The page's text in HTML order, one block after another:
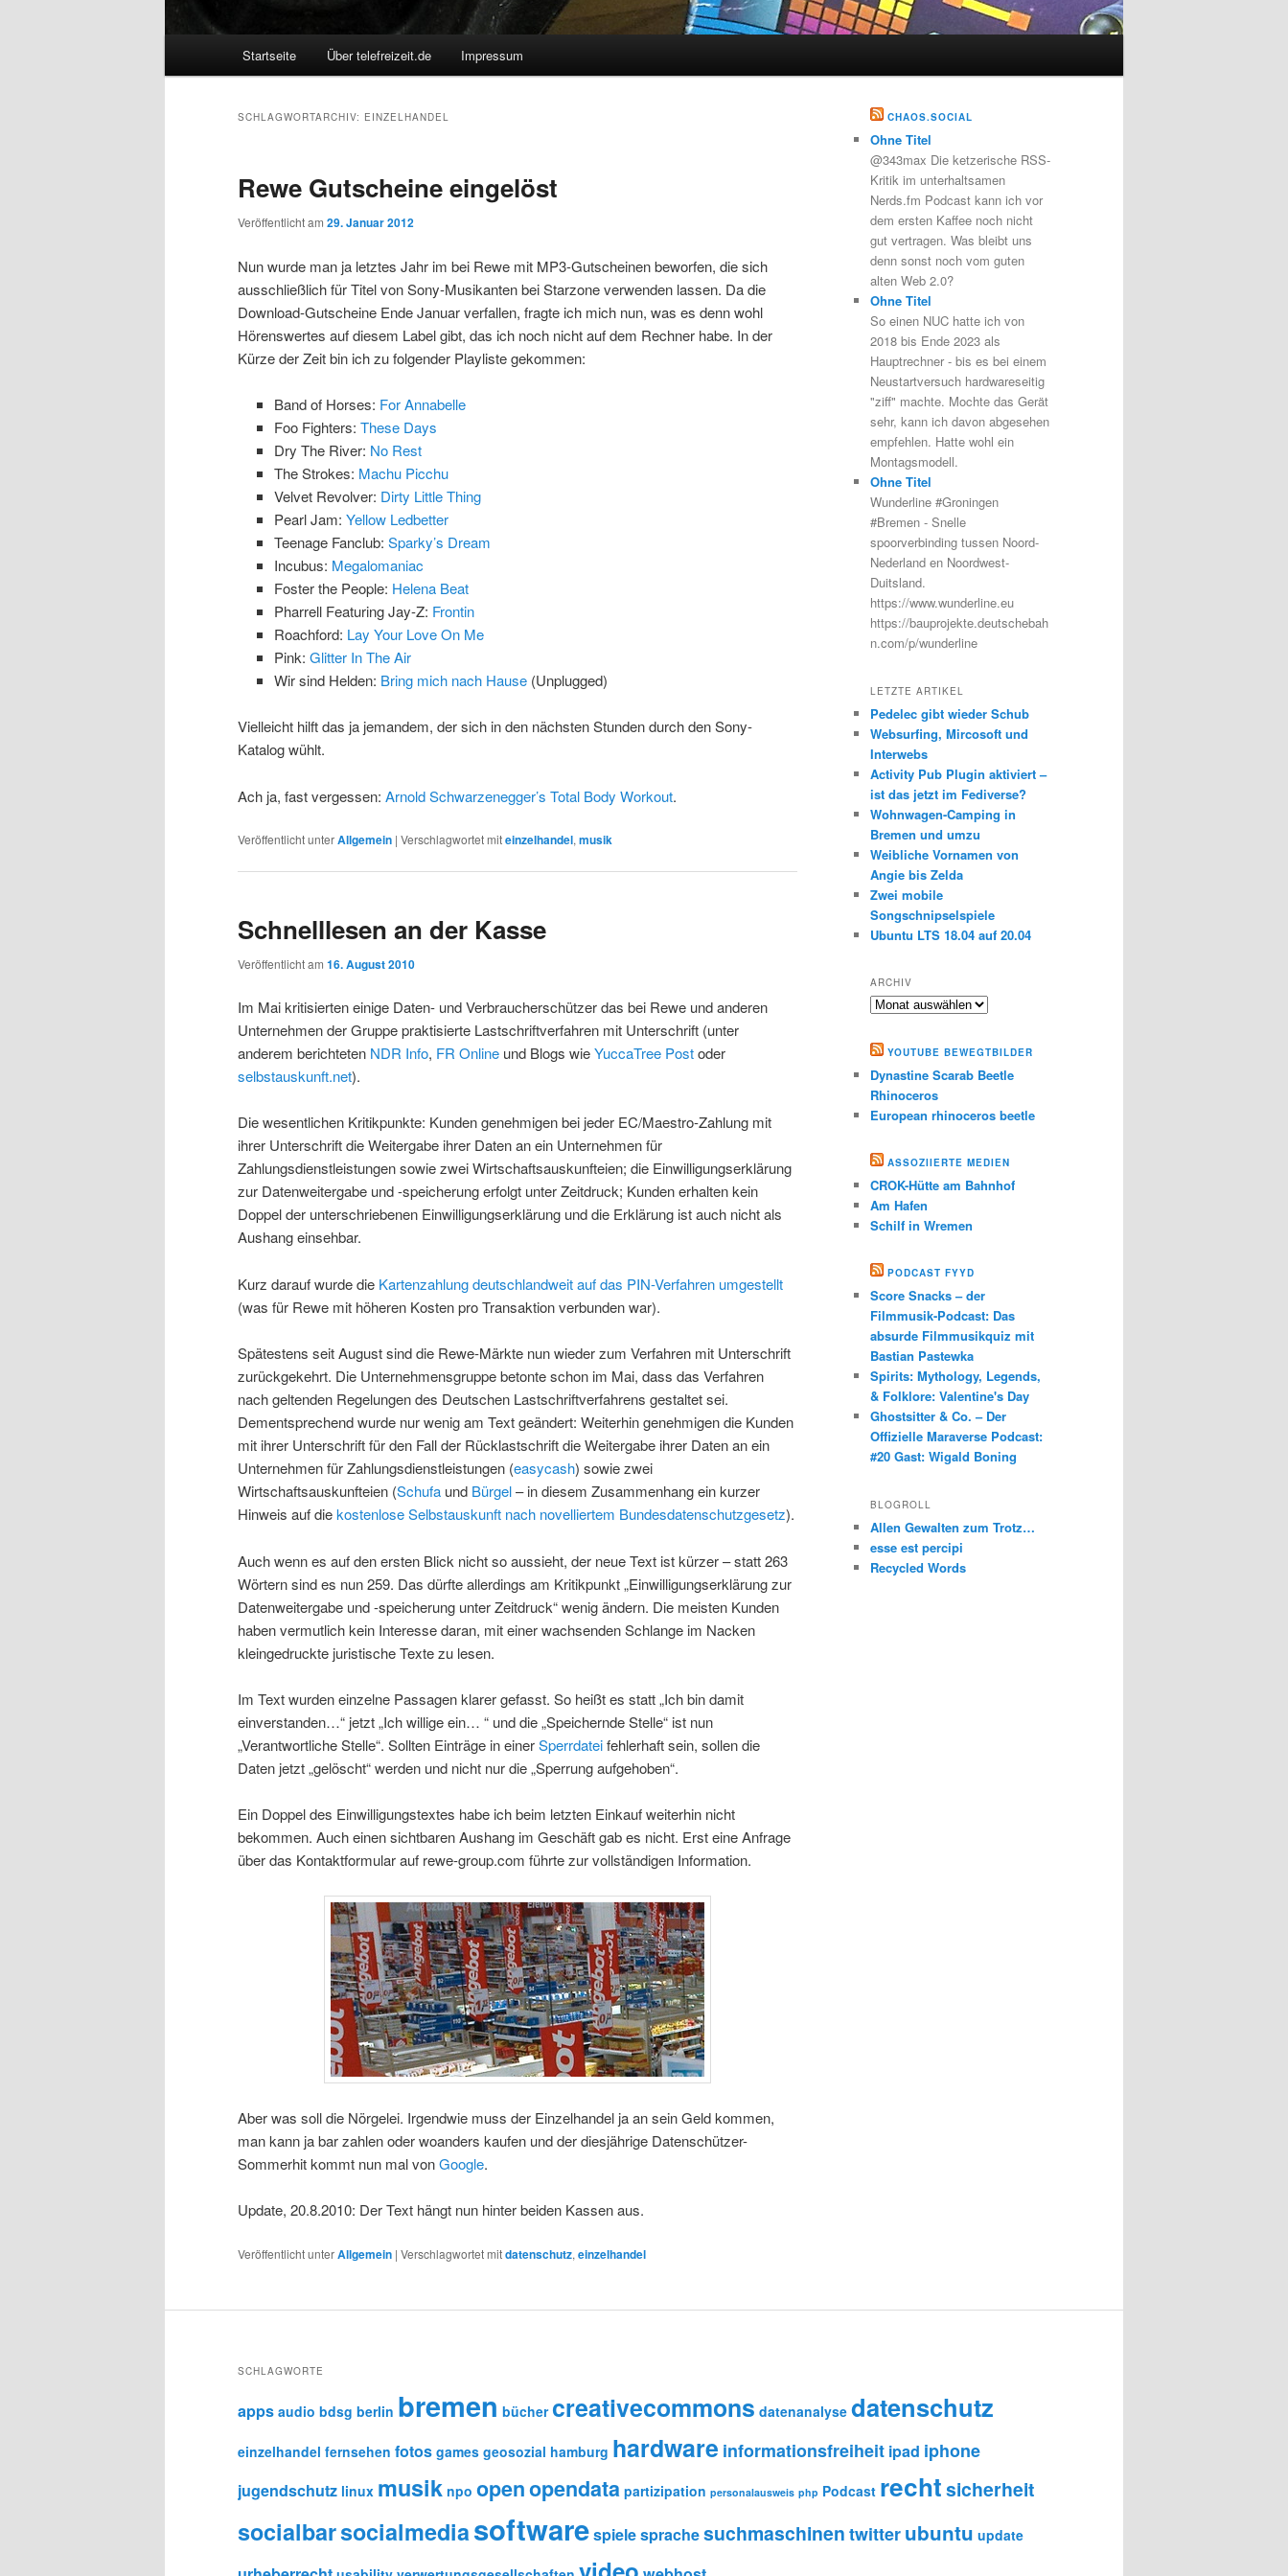
Startseite Über telefreizeit.de Impressum
SCHLAGWORTARCHIV: EINZELHANDEL
Rewe Gutscheine eingelöst
Veröffentlicht am 29. Januar 2012
Nun wurde man ja letztes Jahr im bei Rewe mit MP3-Gutscheinen beworfen, die sich
ausschließlich für Titel von Sony-Musikanten bei Starzone verwenden lassen. Da die
Download-Gutscheine Ende Januar verfallen, fragte ich mich nun, was es denn wohl
Hörenswertes auf diesem Label gibt, das ich noch nicht auf dem Rechner habe. In der
Kürze der Zeit bin ich zu folgender Playliste gekommen:
Band of Horses: For Annabelle
Foo Fighters: These Days
Dry The River: No Rest
The Strokes: Machu Picchu
Velvet Revolver: Dirty Little Thing
Pearl Jam: Yellow Ledbetter
Teenage Fanclub: Sparky’s Dream
Incubus: Megalomaniac
Foster the People: Helena Beat
Pharrell Featuring Jay-Z: Frontin
Roachford: Lay Your Love On Me
Pink: Glitter In The Air
Wir sind Helden: Bring mich nach Hause(Unplugged)
Vielleicht hilft das ja jemandem, der sich in den nächsten Stunden durch den Sony-
Katalog wühlt.
Ach ja, fast vergessen: Arnold Schwarzenegger’s Total Body Workout.
Veröffentlicht unterAllgemein | Verschlagwortet miteinzelhandel, musik
Schnelllesen an der Kasse
Veröffentlicht am 16. August 2010
Im Mai kritisierten einige Daten- und Verbraucherschützer das bei Rewe und anderen
Unternehmen der Gruppe praktisierte Lastschriftverfahren mit Unterschrift (unter
anderem berichteten NDR Info, FR Online und Blogs wieYuccaTree Postoder
selbstauskunft.net).
Die wesentlichen Kritikpunkte: Kunden genehmigen bei jeder EC/Maestro-Zahlung mit
ihrer Unterschrift die Weitergabe ihrer Daten an ein Unternehmen für
Zahlungsdienstleistungen sowie zwei Wirtschaftsauskunfteien; die Einwilligungserklärung
zur Datenweitergabe und -speicherung erfolgt unter Zeitdruck; Kunden erhalten kein
Doppel der unterschriebenen Einwilligungserklärung und die Erklärung ist auch nicht als
Aushang einsehbar.
Kurz darauf wurde die Kartenzahlung deutschlandweit auf das PIN-Verfahren umgestellt
(was für Rewe mit höheren Kosten pro Transaktion verbunden war).
Spätestens seit August sind die Rewe-Märkte nun wieder zum Verfahren mit Unterschrift
zurückgekehrt. Die Unternehmensgruppe betonte schon im Mai, dass das Verfahren
nach geltenden Regelungen des Deutschen Lastschriftverfahrens gestaltet sei.
Dementsprechend wurde nur wenig am Text geändert: Weiterhin genehmigen die Kunden
mit ihrer Unterschrift für den Fall der Rücklastschrift die Weitergabe ihrer Daten an ein
Unternehmen für Zahlungsdienstleistungen (easycash) sowie zwei
Wirtschaftsauskunfteien (Schufa und Bürgel– in diesem Zusammenhang ein kurzer
Hinweis auf diekostenlose Selbstauskunft nach novelliertem Bundesdatenschutzgesetz).
Auch wenn es auf den ersten Blick nicht so aussieht, der neue Text ist kürzer – statt 263
Wörtern sind es nun 259. Das dürfte allerdings am Kritikpunkt „Einwilligungserklärung zur
Datenweitergabe und -speicherung unter Zeitdruck“ wenig ändern. Die meisten Kunden
haben vermutlich kein Interesse daran, mit einer wachsenden Schlange im Nacken
kleingedruckte juristische Texte zu lesen.
Im Text wurden einzelne Passagen klarer gefasst. So heißt es statt „Ich bin damit
einverstanden…“ jetzt „Ich willige ein… “ und die „Speichernde Stelle“ ist nun
„Verantwortliche Stelle“. Sollten Einträge in einerSperrdateifehlerhaft sein, sollen die
Daten jetzt „gelöscht“ werden und nicht nur die „Sperrung aufgehoben“.
Ein Doppel des Einwilligungstextes habe ich beim letzten Einkauf weiterhin nicht
bekommen. Auch einen sichtbaren Aushang im Geschäft gab es nicht. Erst eine Anfrage
über das Kontaktformular auf rewe-group.com führte zur vollständigen Information.
Aber was soll die Nörgelei. Irgendwie muss der Einzelhandel ja an sein Geld kommen,
man kann ja bar zahlen oder woanders kaufen und der diesjährige Datenschützer-
Sommerhit kommt nun mal vonGoogle.
Update, 20.8.2010: Der Text hängt nun hinter beiden Kassen aus.
Veröffentlicht unterAllgemein | Verschlagwortet mitdatenschutz, einzelhandel
CHAOS.SOCIAL
Ohne Titel
@343max Die ketzerische RSS-
Kritik im unterhaltsamen
Nerds.fm Podcast kann ich vor
dem ersten Kaffee noch nicht
gut vertragen. Was bleibt uns
denn sonst noch vom guten
alten Web 2.0?
Ohne Titel
So einen NUC hatte ich von
2018 bis Ende 2023 als
Hauptrechner - bis es bei einem
Neustartversuch hardwareseitig
"ziff" machte. Mochte das Gerät
sehr, kann ich davon abgesehen
empfehlen. Hatte wohl ein
Montagsmodell.
Ohne Titel
Wunderline #Groningen
#Bremen - Snelle
spoorverbinding tussen Noord-
Nederland en Noordwest-
Duitsland.
https://www.wunderline.eu
https://bauprojekte.deutschebah
n.com/p/wunderline
LETZTE ARTIKEL
Pedelec gibt wieder Schub
Websurfing, Mircosoft und
Interwebs
Activity Pub Plugin aktiviert –
ist das jetzt im Fediverse?
Wohnwagen-Camping in
Bremen und umzu
Weibliche Vornamen von
Angie bis Zelda
Zwei mobile
Songschnipselspiele
Ubuntu LTS 18.04 auf 20.04
ARCHIV
Archiv
YOUTUBE BEWEGTBILDER
Dynastine Scarab Beetle
Rhinoceros
European rhinoceros beetle
ASSOZIIERTE MEDIEN
CROK-Hütte am Bahnhof
Am Hafen
Schilf in Wremen
PODCAST FYYD
Score Snacks – der
Filmmusik-Podcast: Das
absurde Filmmusikquiz mit
Bastian Pastewka
Spirits: Mythology, Legends,
& Folklore: Valentine's Day
Ghostsitter & Co. – Der
Offizielle Maraverse Podcast:
#20 Gast: Wigald Boning
BLOGROLL
Allen Gewalten zum Trotz…
esse est percipi
Recycled Words
SCHLAGWORTE
apps audio bdsg berlin bremen bücher creativecommons datenanalyse datenschutz
einzelhandel fernsehen fotos games geosozial hamburg hardware informationsfreiheit ipad iphone
jugendschutz linux musik npo openopendata partizipation personalausweis php Podcast rechtsicherheit
socialbarsocialmediasoftwarespielesprachesuchmaschinentwitterubuntu update